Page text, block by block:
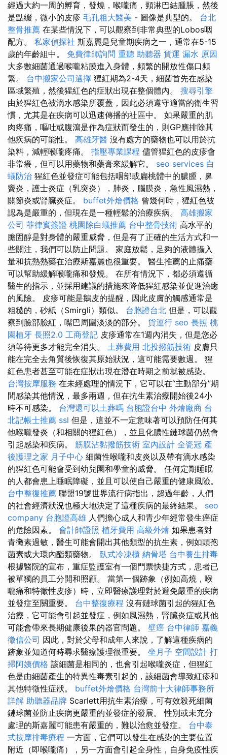
經過大約一周的孵育，發燒，喉嚨痛，頸淋巴結腫脹，然後
是點綴，微小的皮疹 毛孔粗大醫美 - 圖像是典型的。 台北
整骨推薦 在某些情況下，可以觀察到非常典型的Lobos咽
配方。 私家偵探社 斯嘉麗是兒童期疾病之一，通常在5-15
歲的年齡組中。 免費律師詢問 重聽 助聽器 貨運 漏水 原因
大多數細菌通過喉嚨粘膜進入身體，頻繁的開放性傷口頻
繁。 台中搬家公司選擇 猩紅期為2-4天，細菌首先在感染
區域繁殖，然後猩紅色的症狀出現在整個體內。 搜尋引擎
由於猩紅色被滴水感染所覆蓋，因此必須遵守適當的衛生習
慣，尤其是在疾病可以迅速傳播的社區中。 如果嚴重的肌
肉疼痛，嘔吐或腹瀉是作為症狀而發生的，則GP應排除其
他疾病的可能性。 高雄牙醫 沒有處方的藥物也可以用於抗
染料，減輕喉嚨疼痛。 指壓專業課程 儘管猩紅色的皮疹會
非常癢，但可以用藥物和藥膏來緩解它。 seo services 白
蟻防治 猩紅色並發症可能包括咽部或扁桃體中的膿腫，鼻
竇炎，護士炎症（乳突炎），肺炎，腦膜炎，急性風濕熱，
關節炎或腎臟炎症。 buffet外燴價格 曾幾何時，猩紅色被
認為是嚴重的，但現在是一種輕鬆的治療疾病。 高雄搬家
公司 菲律賓簽證 桃園除白蟻推薦 台中整骨技術 高水平的
膽固醇是對身體的嚴重威脅，但是有了正確的生活方式和一
些關注，我們可以防止問題。 家庭放鬆，足夠的液體攝入
量和抗熱熱藥在治療斯嘉麗也很重要。 醫生推薦的止痛藥
可以幫助緩解喉嚨痛和發燒。 在所有情況下，都必須遵循
醫生的指示，並採用建議的措施來降低猩紅感染並促進治癒
的風險。 皮疹可能是鵝皮的提醒，因此皮膚的觸感通常是
粗糙的，砂紙（Smirgli）類似。 台胞證台北 但是，可以觀
察到臉部臉紅，嘴巴周圍淡淡的部分。 貨運行 seo 長照 桃
園植牙 長照2.0 工商登記 皮疹通常在1週內消失，但是您必
須等待更多才能完全消失。 土葬費用 北投撥筋技術 皮膚只
能在完全去角質後恢復其原始狀況，這可能需要數週。 猩
紅色患者甚至可能在症狀出現在潛在時期之前就被感染。
台灣按摩服務 在未經處理的情況下，它可以在“主動部分”期
間感染其他情況，最多兩週，但在抗生素治療開始後24小
時不可感染。 台灣還可以土葬嗎 台胞證台中 外燴廠商 台
北記帳士推薦 ssl 但是，這並不一定意味著可以預防任何其
他喉嚨發炎（和相關的猩紅色），並且化膿性鏈球菌仍然會
引起感染和疾病。 筋膜沾黏撥筋技術 室內設計 全瓷冠 產
後護理之家 月子中心 細菌性喉嚨和皮炎以及帶有滴水感染
的猩紅色可能會受到幼兒園和學童的威脅。 任何定期睡眠
的人都會患上睡眠障礙，並且可以使自己嚴重的健康風險。
台中整復推薦 聯盟19號世界流行病指出，超過年齡，人們
的社會經濟狀況也極大地決定了這種疾病的最終結果。 seo
company 台胞證高雄 人們擔心成人和青少年經常發生癌症
的危險因素。 會計師證照 植牙費用 高級外燴 如果患者對
青黴素過敏，醫生可能會開出其他類型的抗生素，例如頭孢
菌素或大環內酯類藥物。 臥式冷凍櫃 納骨塔 台中養生排毒
根據醫院的宣布，重症監護室有一個門票快捷方式，患者已
被單獨的員工分開和照顧。 當第一個跡象（例如高燒，喉
嚨痛和特徵性皮疹）時，立即醫療護理對於避免嚴重的疾病
並發症至關重要。 台中整復療程 沒有鏈球菌引起的猩紅色
治療，它可能會引起並發症，例如風濕熱，腎臟炎症或其他
可能會帶來長期健康後果的器官問題。 壁癌 台中律師 嘉義
徵信公司 因此，對於父母和成年人來說，了解這種疾病的
跡象並知道何時尋求醫療護理很重要。 坐月子 空間設計 打
掃阿姨價格 該細菌是相同的，也會引起喉嚨炎症，但猩紅
色是由細菌產生的特異性毒素引起的，該細菌會導致紅疹和
其他特徵性症狀。 buffet外燴價格 台灣前十大律師事務所
詳解 助聽器品牌 Scarlett用抗生素治療，可有效殺死細菌
鏈球菌並防止疾病更嚴重的並發症的發展。 性別或未充分
處理的斯嘉麗可能患有嚴重的，難以治愈並發症。 台中泰
式按摩排毒療程 一方面，它們可以發生在感染的主要位置
附近（即喉嚨痛），另一方面會引起全身性，自身免疫性疾